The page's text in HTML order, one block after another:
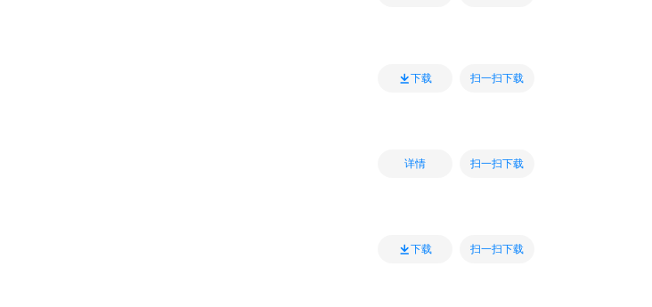
下载 扫一扫下载
详情 扫一扫下载
下载 扫一扫下载